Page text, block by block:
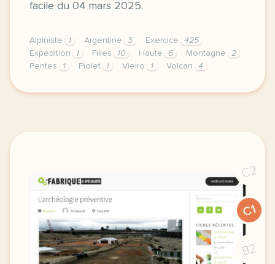
facile du 04 mars 2025.
Alpiniste 1 Argentine 3 Exercice
425
Expédition
1 Filles 10 Haute 6 Montagne
2
Pentes
1 Piolet 1 Vieiro 1 Volcan 4
exercice b1 argentine le sac d un alpiniste
C2
C1
B2